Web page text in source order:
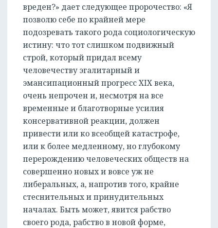
вреден?» дает следующее пророчество: «Я
позволю себе по крайней мере
подозревать такого рода социологическую
истину: что тот слишком подвижный
строй, который придал всему
человечеству эгалитарный и
эмансипационный прогресс XIX века,
очень непрочен и, несмотря на все
временные и благотворные усилия
консервативной реакции, должен
привести или ко всеобщей катастрофе,
или к более медленному, но глубокому
перерождению человеческих обществ на
совершенно новых и вовсе уж не
либеральных, а, напротив того, крайне
стеснительных и принудительных
началах. Быть может, явится рабство
своего рода, рабство в новой форме,